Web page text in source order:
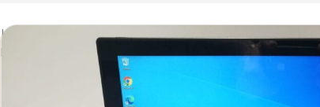
Lenovo Thinkpad,Érintőképernyős laptopok
laptopok
Lenovo Thinkpad x1 tablet